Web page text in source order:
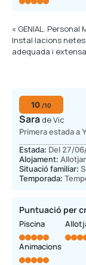
« GENIAL.
Instal·lacions
adequada i
10 /10
Sara de Vic
Primera estada a
Estada: Del 27/
Alojament:
Situació familiar:
Temporada:
Puntuació per
Piscina
Animacions